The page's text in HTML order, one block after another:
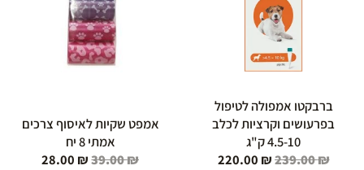
ברבקטו אמפולה לטיפול
בפרעושים וקרציות לכלב
4.5-10 ק"ג
239.00₪
220.00 ₪
אמפט שקיות לאיסוף צרכים
אמתי 8 יח
39.00₪
28.00 ₪